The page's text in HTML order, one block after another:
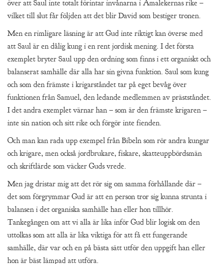
över att Saul inte totalt förintar invånarna i Amalekernas rike –
vilket till slut får följden att det blir David som bestiger tronen.
Men en rimligare läsning är att Gud inte riktigt kan överse med
att Saul är en dålig kung i en rent jordisk mening. I det första
exemplet bryter Saul upp den ordning som finns i ett organiskt och
balanserat samhälle där alla har sin givna funktion. Saul som kung
och som den främste i krigarståndet tar på eget bevåg över
funktionen från Samuel, den ledande medlemmen av prästståndet.
I det andra exemplet värnar han – som är den främste krigaren –
inte sin nation och sitt rike och förgör inte fienden.
Och man kan rada upp exempel från Bibeln som rör andra kungar
och krigare, men också jordbrukare, fiskare, skatteuppbördsmän
och skriftlärde som väcker Guds vrede.
Men jag dristar mig att det rör sig om samma förhållande där –
det som förgrymmar Gud är att en person tror sig kunna strunta i
balansen i det organiska samhälle han eller hon tillhör.
Tankegången om att vi alla är lika inför Gud blir logisk om den
uttolkas som att alla är lika viktiga för att få ett fungerande
samhälle, där var och en på bästa sätt utför den uppgift han eller
hon är bäst lämpad att utföra.